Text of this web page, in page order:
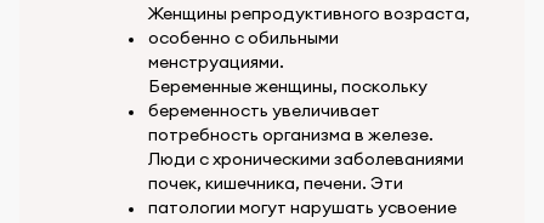
Женщины репродуктивного возраста,
особенно с обильными
менструациями.
Беременные женщины, поскольку
беременность увеличивает
потребность организма в железе.
Люди с хроническими заболеваниями
почек, кишечника, печени. Эти
патологии могут нарушать усвоение